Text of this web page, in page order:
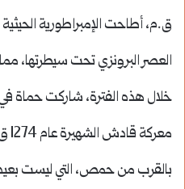
ق.م، أطاحت الإمبراطورية
العصر البرونزي تحت سيطرتها،
خلال هذه الفترة، شاركت حماة في
بالقرب من حمص، التي ليست